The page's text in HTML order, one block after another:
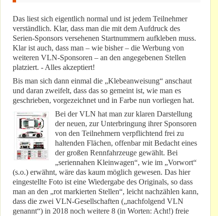
Das liest sich eigentlich normal und ist jedem Teilnehmer
verständlich. Klar, dass man die mit dem Aufdruck des
Serien-Sponsors versehenen Startnummern aufkleben muss.
Klar ist auch, dass man – wie bisher – die Werbung von
weiteren VLN-Sponsoren – an den angegebenen Stellen
platziert. - Alles akzeptiert!
Bis man sich dann einmal die „Klebeanweisung“ anschaut
und daran zweifelt, dass das so gemeint ist, wie man es
geschrieben, vorgezeichnet und in Farbe nun vorliegen hat.
Bei der VLN hat man zur klaren Darstellung
der neuen, zur Unterbringung ihrer Sponsoren
von den Teilnehmern verpflichtend frei zu
haltenden Flächen, offenbar mit Bedacht eines
der großen Rennfahrzeuge gewählt. Bei
„seriennahen Kleinwagen“, wie im „Vorwort“
(s.o.) erwähnt, wäre das kaum möglich gewesen. Das hier
eingestellte Foto ist eine Wiedergabe des Originals, so dass
man an den „rot markierten Stellen“, leicht nachzählen kann,
dass die zwei VLN-Gesellschaften („nachfolgend VLN
genannt“) in 2018 noch weitere 8 (in Worten: Acht!) freie